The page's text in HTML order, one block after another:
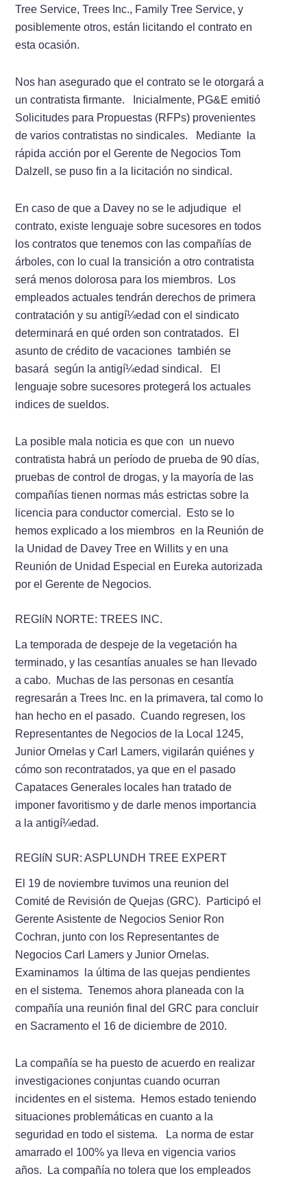
Tree Service, Trees Inc., Family Tree Service, y
posiblemente otros, están licitando el contrato en
esta ocasión.
Nos han asegurado que el contrato se le otorgará a
un contratista firmante. Inicialmente, PG&E emitió
Solicitudes para Propuestas (RFPs) provenientes
de varios contratistas no sindicales. Mediante la
rápida acción por el Gerente de Negocios Tom
Dalzell, se puso fin a la licitación no sindical.
En caso de que a Davey no se le adjudique el
contrato, existe lenguaje sobre sucesores en todos
los contratos que tenemos con las compañí­­as de
árboles, con lo cual la transición a otro contratista
será menos dolorosa para los miembros. Los
empleados actuales tendrán derechos de primera
contratación y su antigí­¼edad con el sindicato
determinará en qué orden son contratados. El
asunto de crédito de vacaciones también se
basará según la antigí­¼edad sindical. El
lenguaje sobre sucesores protegerá los actuales
indices de sueldos.
La posible mala noticia es que con un nuevo
contratista habrá un perí­­odo de prueba de 90 dí­as,
pruebas de control de drogas, y la mayorí­­a de las
compañí­­as tienen normas más estrictas sobre la
licencia para conductor comercial. Esto se lo
hemos explicado a los miembros en la Reunión de
la Unidad de Davey Tree en Willits y en una
Reunión de Unidad Especial en Eureka autorizada
por el Gerente de Negocios.
REGIí­N NORTE: TREES INC.
La temporada de despeje de la vegetación ha
terminado, y las cesantí­­as anuales se han llevado
a cabo. Muchas de las personas en cesantí­­a
regresarán a Trees Inc. en la primavera, tal como lo
han hecho en el pasado. Cuando regresen, los
Representantes de Negocios de la Local 1245,
Junior Ornelas y Carl Lamers, vigilarán quiénes y
cómo son recontratados, ya que en el pasado
Capataces Generales locales han tratado de
imponer favoritismo y de darle menos importancia
a la antigí­¼edad.
REGIí­N SUR: ASPLUNDH TREE EXPERT
El 19 de noviembre tuvimos una reunion del
Comité de Revisión de Quejas (GRC). Participó el
Gerente Asistente de Negocios Senior Ron
Cochran, junto con los Representantes de
Negocios Carl Lamers y Junior Ornelas.
Examinamos la última de las quejas pendientes
en el sistema. Tenemos ahora planeada con la
compañí­­a una reunión final del GRC para concluir
en Sacramento el 16 de diciembre de 2010.
La compañí­­a se ha puesto de acuerdo en realizar
investigaciones conjuntas cuando ocurran
incidentes en el sistema. Hemos estado teniendo
situaciones problemáticas en cuanto a la
seguridad en todo el sistema. La norma de estar
amarrado el 100% ya lleva en vigencia varios
años. La compañí­­a no tolera que los empleados